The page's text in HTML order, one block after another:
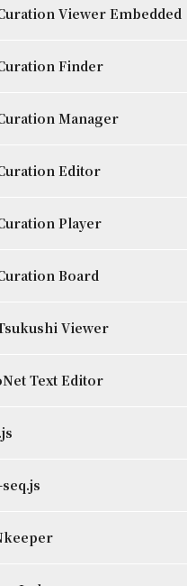
Viewer Embedded
Finder
Manager
Editor
Player
Board
Viewer
Text Editor